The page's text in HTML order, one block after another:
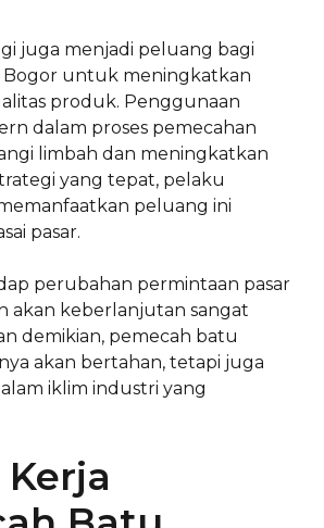
juga menjadi peluang bagi
untuk meningkatkan
produk. Penggunaan
dalam proses pemecahan
limbah dan meningkatkan
yang tepat, pelaku
peluang ini
pasar.
perubahan permintaan pasar
akan keberlanjutan sangat
demikian, pemecah batu
akan bertahan, tetapi juga
iklim industri yang
Kerja